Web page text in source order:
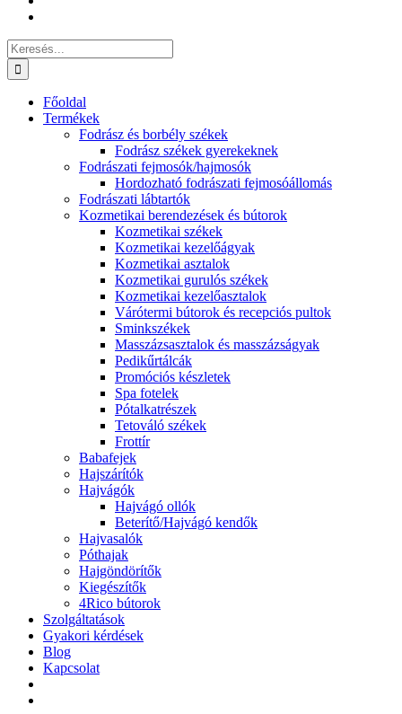
Keresés...
Főoldal
Termékek
Fodrász és borbély székek
Fodrász székek gyerekeknek
Fodrászati fejmosók/hajmosók
Hordozható fodrászati fejmosóállomás
Fodrászati lábtartók
Kozmetikai berendezések és bútorok
Kozmetikai székek
Kozmetikai kezelőágyak
Kozmetikai asztalok
Kozmetikai gurulós székek
Kozmetikai kezelőasztalok
Várótermi bútorok és recepciós pultok
Sminkszékek
Masszázsasztalok és masszázságyak
Pedikűrtálcák
Promóciós készletek
Spa fotelek
Pótalkatrészek
Tetováló székek
Frottír
Babafejek
Hajszárítók
Hajvágók
Hajvágó ollók
Beterítő/Hajvágó kendők
Hajvasalók
Póthajak
Hajgöndörítők
Kiegészítők
4Rico bútorok
Szolgáltatások
Gyakori kérdések
Blog
Kapcsolat